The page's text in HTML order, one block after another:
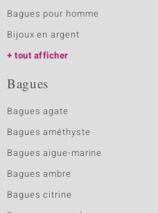
Bagues pour homme
Bijoux en argent
tout afficher
Bagues
Bagues agate
Bagues améthyste
Bagues aigue-marine
Bagues ambre
Bagues citrine